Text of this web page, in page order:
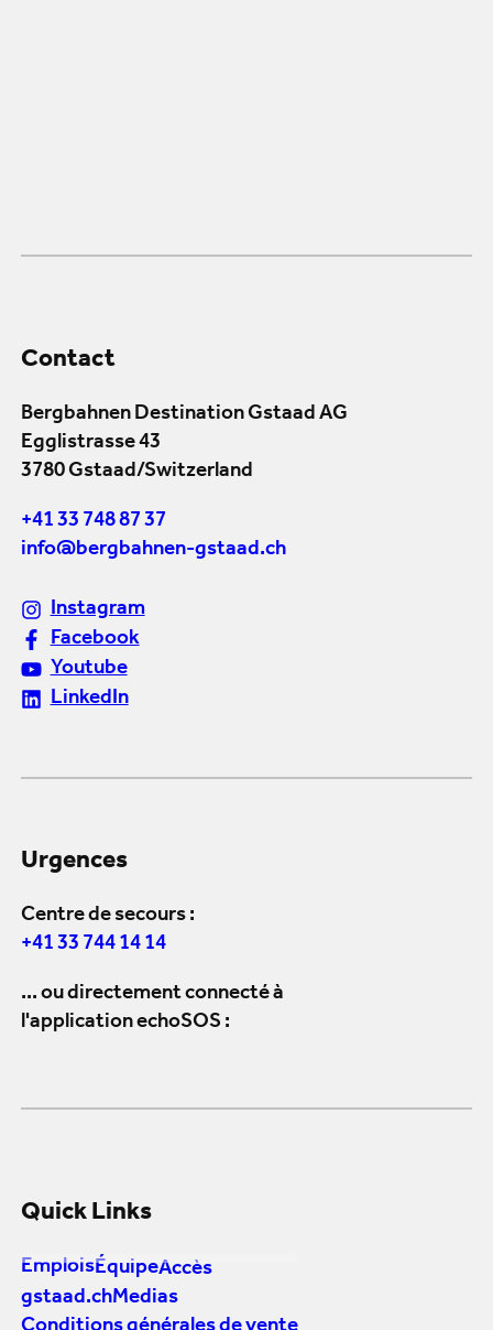
Contact
Bergbahnen Destination Gstaad AG
Egglistrasse 43
3780 Gstaad/Switzerland
+41 33 748 87 37
info@bergbahnen-gstaad.ch
Instagram
Facebook
Youtube
LinkedIn
Urgences
Centre de secours :
+41 33 744 14 14
... ou directement connecté à
l'application echoSOS :
Quick Links
EmploisÉquipeAccès
gstaad.chMedias